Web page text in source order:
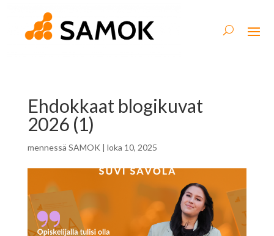
Ehdokkaat blogikuvat
2026 (1)
mennessä SAMOK | loka 10, 2025